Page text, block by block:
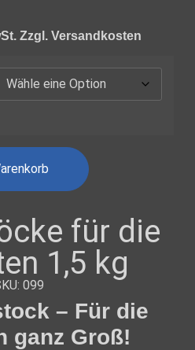
Zzgl. Versandkosten
für die
1,5 kg
099
– Für die
ganz Groß!